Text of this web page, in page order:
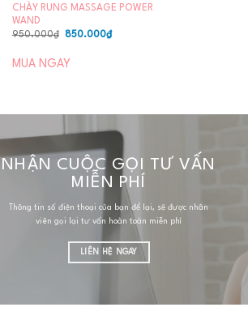
CHÀY RUNG MASSAGE POWER
WAND
950.000₫
Giá
950.000₫.
850.000₫Giá
MUA NGAY
NHẬN CUỘC GỌI TƯ VẤN
MIỄN PHÍ
Thông tin số điện thoại của bạn để lại, sẽ được nhân
viên gọi lại tư vấn hoàn toàn miễn phí
LIÊN HỆ NGAY